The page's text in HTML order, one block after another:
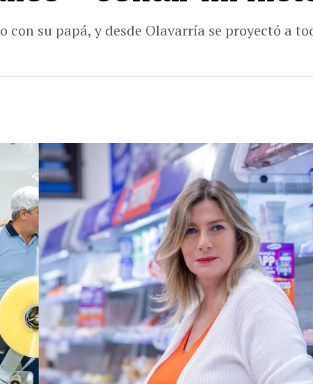
su papá, y desde Olavarría se proyectó a